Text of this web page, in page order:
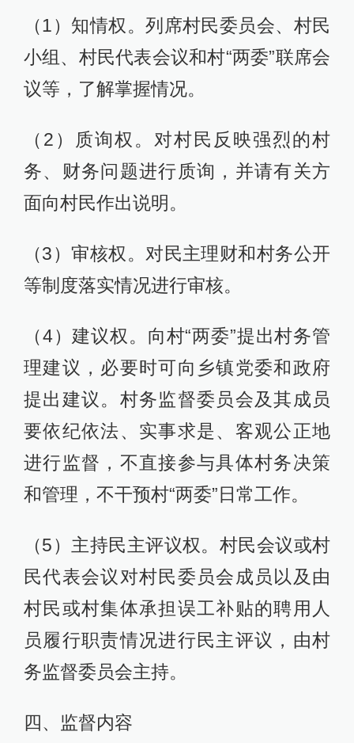
（1）知情权。列席村民委员会、村民
小组、村民代表会议和村“两委”联席会
议等，了解掌握情况。
（2）质询权。对村民反映强烈的村
务、财务问题进行质询，并请有关方
面向村民作出说明。
（3）审核权。对民主理财和村务公开
等制度落实情况进行审核。
（4）建议权。向村“两委”提出村务管
理建议，必要时可向乡镇党委和政府
提出建议。村务监督委员会及其成员
要依纪依法、实事求是、客观公正地
进行监督，不直接参与具体村务决策
和管理，不干预村“两委”日常工作。
（5）主持民主评议权。村民会议或村
民代表会议对村民委员会成员以及由
村民或村集体承担误工补贴的聘用人
员履行职责情况进行民主评议，由村
务监督委员会主持。
四、监督内容